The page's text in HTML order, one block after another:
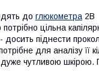
до глюкометра2В
цільна
піднести
для аналізу її
дуже чутливою шкірою.